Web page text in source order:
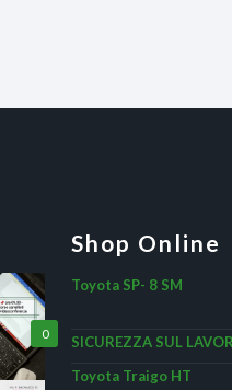
0
Shop Online
Toyota SP- 8 SM
SICUREZZA SUL
Toyota Traigo HT